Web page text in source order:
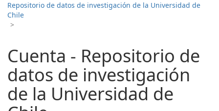
Repositorio de datos de investigación de la Universidad de
Chile
>
Cuenta - Repositorio de
datos de investigación
de la Universidad de